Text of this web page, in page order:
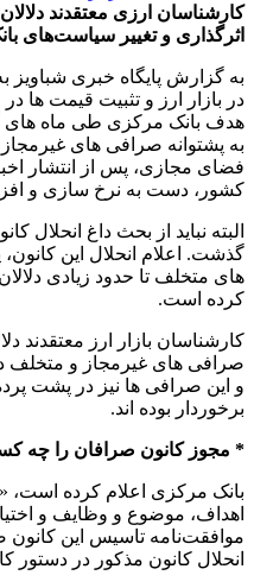
کارشناسان ارزی معتقدند دلالان
اثرگذاری و تغییر سیاست‌های
به گزارش پایگاه خبری
هدف بانک مرکزی طی ماه های
به پشتوانه صرافی های غیرمجاز
فضای مجازی، پس از انتشار
کشور، دست به نرخ سازی و
البته نباید از بحث داغ
گذشت. اعلام انحلال این
های متخلف تا حدود زیادی
کرده است.
کارشناسان بازار ارز معتقدند
صرافی های غیرمجاز و متخلف در
و این صرافی ها نیز در پشت
برخوردار بوده اند.
* مجوز کانون صرافان را چه
بانک مرکزی اعلام کرده است،
اهداف، موضوع و وظایف و
موافقت‌نامه تاسیس این
انحلال کانون مذکور در دستور